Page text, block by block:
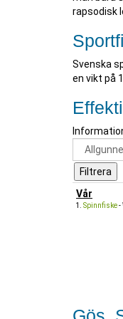
rapsodisk
Svenska
en vikt på
Vår
Spinnfiske-